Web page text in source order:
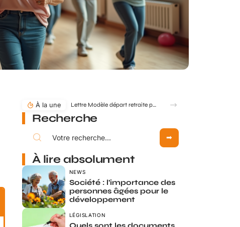
À la une Lettre Modèle départ retraite pour départ anticipé : comment formuler ?
Recherche
À lire absolument
NEWS
Société : l’importance des
personnes âgées pour le
développement
LÉGISLATION